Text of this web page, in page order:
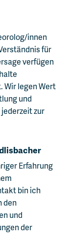
innen
für
verfügen
legen Wert
und
zur
Erfahrung
bin ich
den
und
der